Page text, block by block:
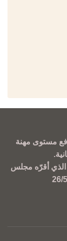
مستوى مهنة
تم إنشاؤه بموجب القانون رقم/14/ للعام 2005 الذي أقرّه مجلس